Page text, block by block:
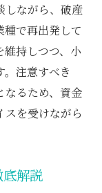
しながら、破産
で再出発して
持しつつ、小
注意すべき
なるため、資金
を受けながら
解説